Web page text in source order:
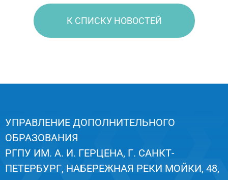
К СПИСКУ НОВОСТЕЙ
УПРАВЛЕНИЕ ДОПОЛНИТЕЛЬНОГО
ОБРАЗОВАНИЯ
РГПУ ИМ. А. И. ГЕРЦЕНА, Г. САНКТ-
ПЕТЕРБУРГ, НАБЕРЕЖНАЯ РЕКИ МОЙКИ, 48,